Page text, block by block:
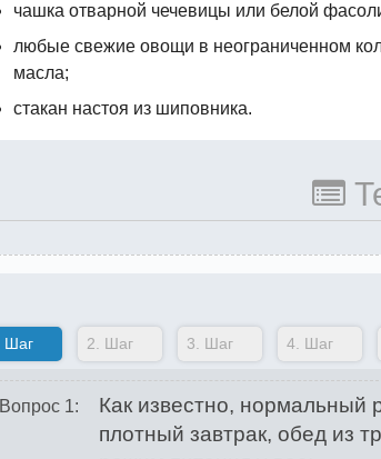
чашка отварной чечевицы или белой
любые свежие овощи в неограниченном
масла;
стакан настоя из шиповника.
Шаг 2. Шаг 3. Шаг 4. Шаг
Вопрос 1:
Как известно,
плотный завтрак, обед из